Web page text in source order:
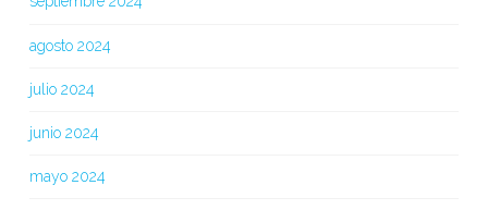
agosto 2024
julio 2024
junio 2024
mayo 2024